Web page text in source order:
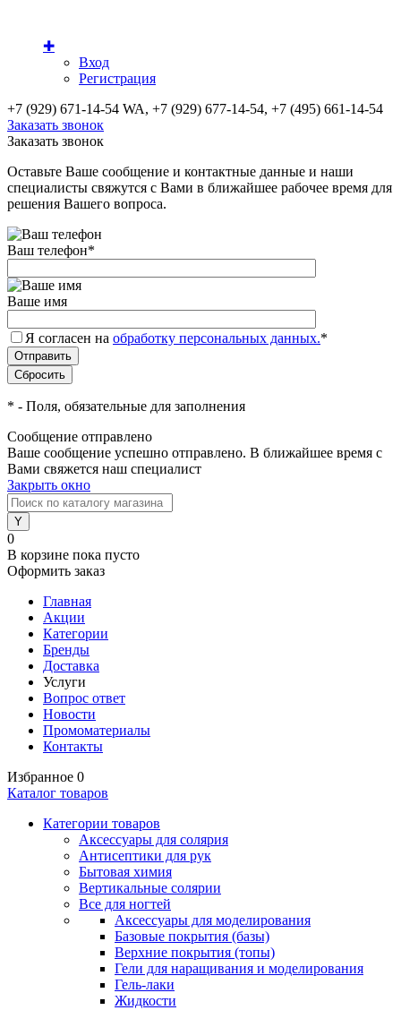
✚
Вход
Регистрация
+7 (929) 671-14-54 WA, +7 (929) 677-14-54, +7 (495) 661-14-54
Заказать звонок
Заказать звонок
Оставьте Ваше сообщение и контактные данные и наши
специалисты свяжутся с Вами в ближайшее рабочее время для
решения Вашего вопроса.
Ваш телефон*
Ваше имя
Я согласен на обработку персональных данных.*
* - Поля, обязательные для заполнения
Сообщение отправлено
Ваше сообщение успешно отправлено. В ближайшее время с
Вами свяжется наш специалист
Закрыть окно
0
В корзине пока пусто
Оформить заказ
Главная
Акции
Категории
Бренды
Доставка
Услуги
Вопрос ответ
Новости
Промоматериалы
Контакты
Избранное 0
Каталог товаров
Категории товаров
Аксессуары для солярия
Антисептики для рук
Бытовая химия
Вертикальные солярии
Все для ногтей
Аксессуары для моделирования
Базовые покрытия (базы)
Верхние покрытия (топы)
Гели для наращивания и моделирования
Гель-лаки
Жидкости